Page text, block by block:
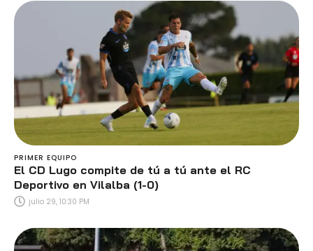
PRIMER EQUIPO
El CD Lugo compite de tú a tú ante el RC
Deportivo en Vilalba (1-0)
julio 29, 10:30 PM